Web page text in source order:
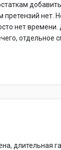
нет.
нет
отдельное
длительная